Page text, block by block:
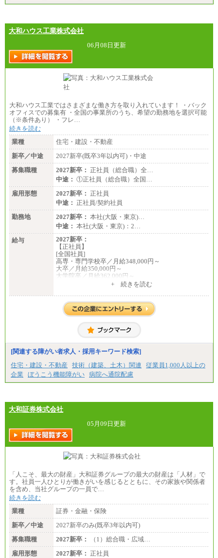
大和ハウス工業株式会社
06月08日更新
大和ハウス工業ではさまざまな働き方を取り入れています！ ・バック
オフィスでの募集有 ・全国の事業所のうち、希望の勤務地を選択可能
（※条件あり） ・フレ…
続きを読む
業種
住宅・建設・不動産
新卒／中途
2027新卒(既卒3年以内可)・中途
募集職種
2027新卒： 正社員（総合職）全…
中途： ①正社員（総合職）全国…
雇用形態
2027新卒： 正社員
中途： 正社員/契約社員
勤務地
2027新卒： 本社(大阪・東京)…
中途： 本社(大阪・東京)：2…
給与
2027新卒：
【正社員】
[全国社員]
高専・専門学校卒／月給348,000円～
大卒／月給350,000円～
大学院卒／月給362,000円～
[地域社員]月給295,000円～
【正社員】
[全国社員]月給348,000円～
[地域社員]月給295,000円～
【契約社員】月給200,000円～
+ 続きを読む
[関連する障がい者求人・採用キーワード検索]
住宅・建設・不動産
技術（建築、土木）関連
従業員1,000人以上の
企業
ぼうこう機能障がい 病院へ通院配慮
大和証券株式会社
05月09日更新
「人こそ、最大の財産」大和証券グループの最大の財産は「人材」で
す。社員一人ひとりが働きがいを感じるとともに、その家族や関係者
を含め、当社グループの一員で…
続きを読む
業種
証券・金融・保険
新卒／中途
2027新卒のみ(既卒3年以内可)
募集職種
2027新卒：
（1）総合職・広域…
雇用形態
2027新卒： 正社員